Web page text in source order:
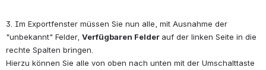
3. Im Exportfenster müssen Sie nun alle, mit Ausnahme der
"unbekannt" Felder, Verfügbaren Felder auf der linken Seite in die
rechte Spalten bringen.
Hierzu können Sie alle von oben nach unten mit der Umschalttaste